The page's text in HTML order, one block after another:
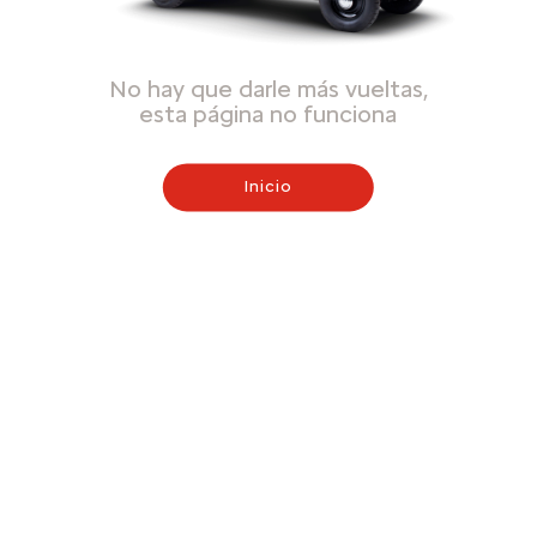
No hay que darle más vueltas,
esta página no funciona
Inicio